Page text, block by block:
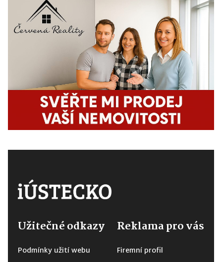
Užitečné odkazy
Podmínky užití webu
Reklama pro vás
Firemní profil